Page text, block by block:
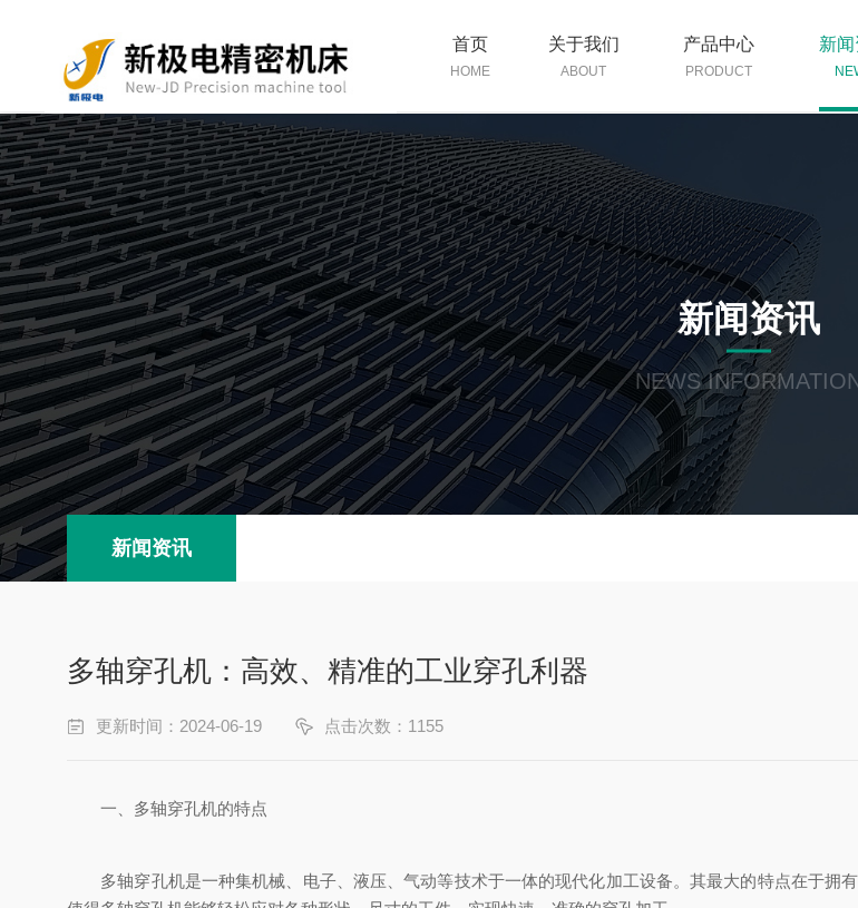
首页
HOME
关于我们
ABOUT
产品中心
PRODUCT
新
新闻资讯
NEWS
新闻资讯
多轴穿孔机：高效、精准的工业穿孔利器
更新时间：2024-06-19 点击次数：1155
一、多轴穿孔机的特点
多轴穿孔机是一种集机械、电子、液压、气动等技术于一体的现代化加工设备。其最大的特点在于拥